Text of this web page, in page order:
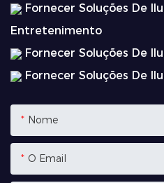
Fornecer Soluções De
Entretenimento
Fornecer Soluções De
Fornecer Soluções De
Nome
O Email